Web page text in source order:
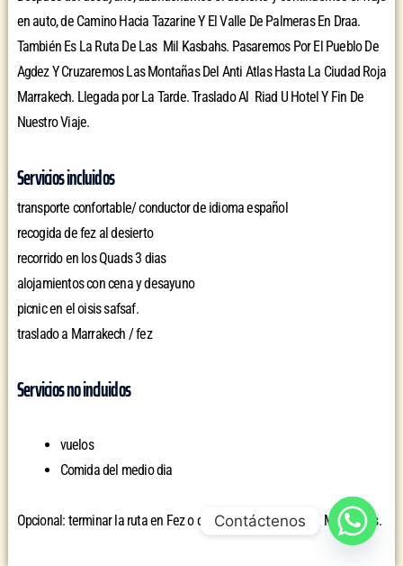
en auto, de Camino Hacia Tazarine Y El Valle De Palmeras En Draa.
También Es La Ruta De Las Mil Kasbahs. Pasaremos Por El Pueblo De
Agdez Y Cruzaremos Las Montañas Del Anti Atlas Hasta La Ciudad Roja
Marrakech. Llegada por La Tarde. Traslado Al Riad U Hotel Y Fin De
Nuestro Viaje.
Servicios incluidos
transporte confortable/ conductor de idioma español
recogida de fez al desierto
recorrido en los Quads 3 dias
alojamientos con cena y desayuno
picnic en el oisis safsaf.
traslado a Marrakech / fez
Servicios no incluidos
vuelos
Comida del medio dia
Opcional: terminar la ruta en Fez o cualquier otra ciudad de Marruecos.
Contáctenos